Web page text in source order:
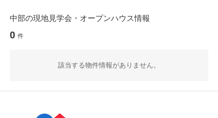
中部の現地見学会・オープンハウス情報
0 件
該当する物件情報がありません。